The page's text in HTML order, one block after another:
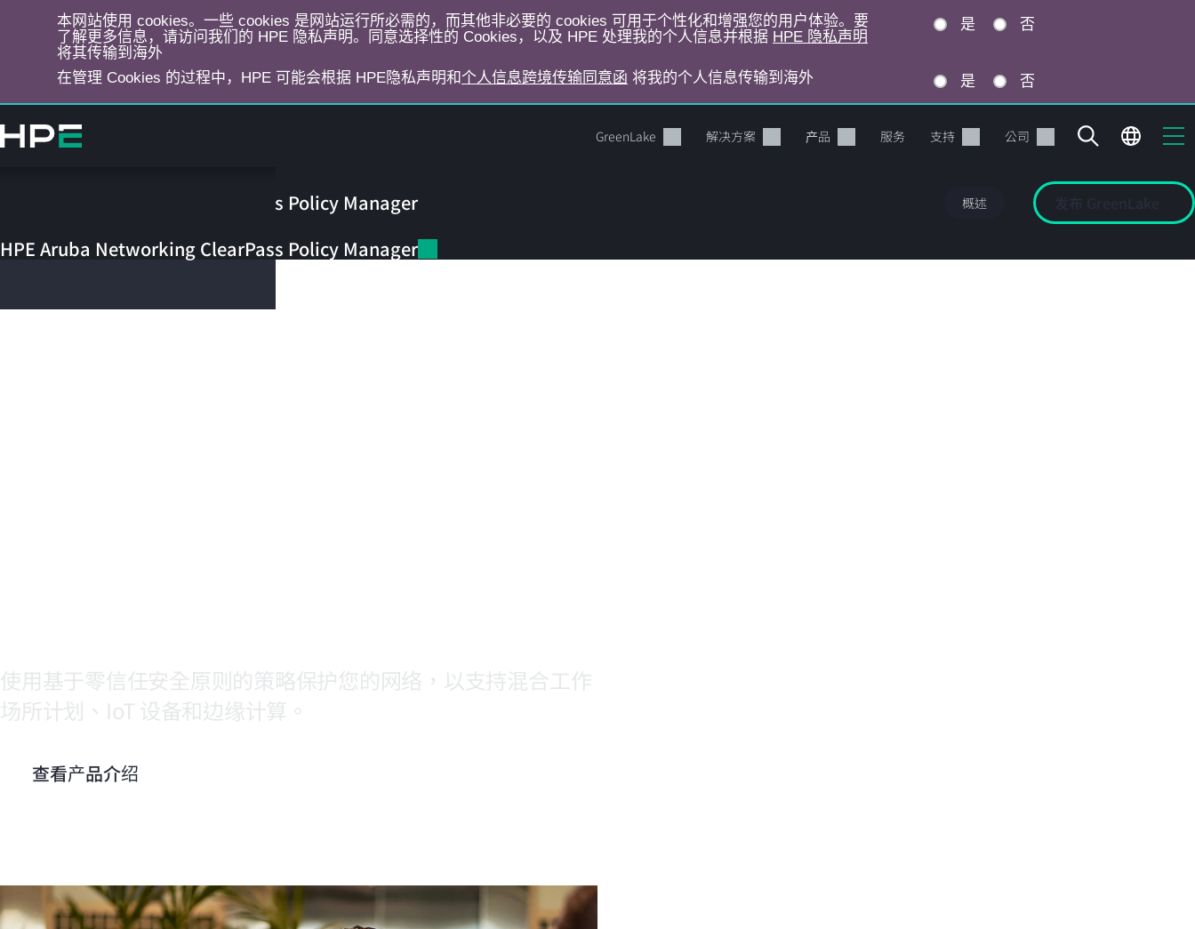
本网站使用 cookies。一些 cookies 是网站运行所必需的，而其他非必要的 cookies 可用于个性化和增强您的用户体验。要
了解更多信息，请访问我们的 HPE 隐私声明。同意选择性的 Cookies，以及 HPE 处理我的个人信息并根据 HPE 隐私声明
将其传输到海外
是 否
在管理 Cookies 的过程中，HPE 可能会根据 HPE隐私声明和 个人信息跨境传输同意函 将我的个人信息传输到海外 是 否
转
到
GreenLake 解决方案 产品 服务 支持 公司
HPE Aruba Networking ClearPass Policy Manager 概述
HPE Aruba Networking ClearPass Policy Manager
HPE Aruba
使用基于零信任安全原则的策略保护您的网络，以支持混合工作
场所计划、IoT 设备和边缘计算。
查看产品介绍